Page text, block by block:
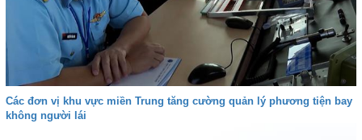
Các đơn vị khu vực miền Trung tăng cường quản lý phương tiện bay
không người lái